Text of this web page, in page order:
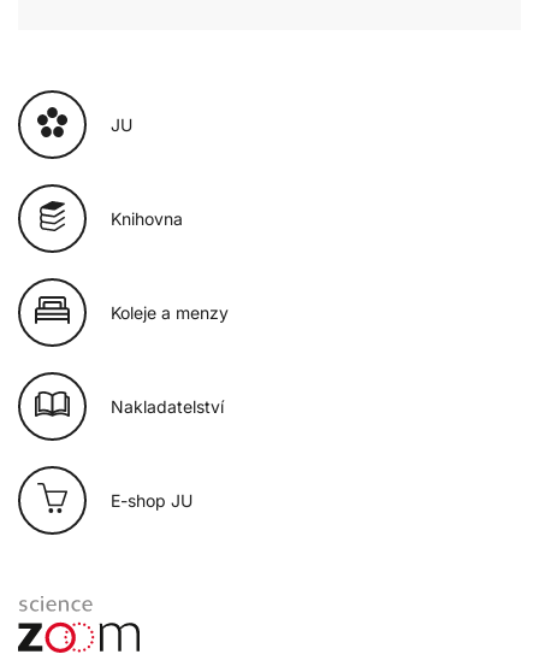
JU
Knihovna
Koleje a menzy
Nakladatelství
E-shop JU